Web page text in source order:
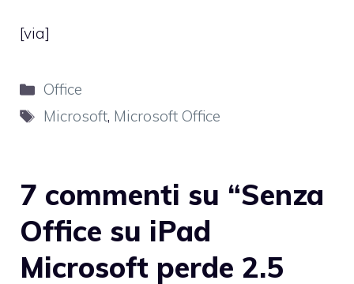
[via]
Categorie
Office
Tag
Microsoft, Microsoft Office
7 commenti su “Senza
Office su iPad
Microsoft perde 2.5